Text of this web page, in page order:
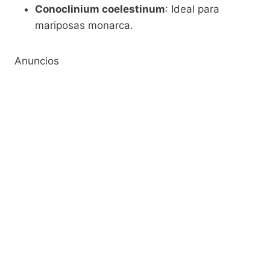
Conoclinium coelestinum: Ideal para
mariposas monarca.
Anuncios